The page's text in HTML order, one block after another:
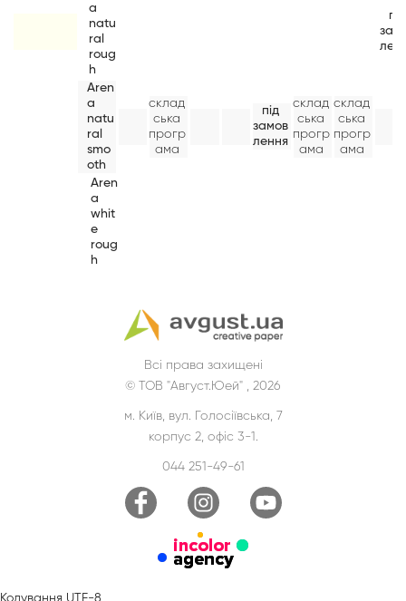
a
natu
ral
roug
h
під
Aren
a
natu
ral
smo
oth
склад
ська
прогр
ама
під
замов
лення
склад
ська
прогр
ама
склад
ська
прогр
ама
Aren
a
whit
e
roug
h
Всі права захищені
© ТОВ "Август.Юей" , 2026
м. Київ, вул. Голосіївська, 7
корпус 2, офіс 3-1.
044 251-49-61
Кодування UTF-8